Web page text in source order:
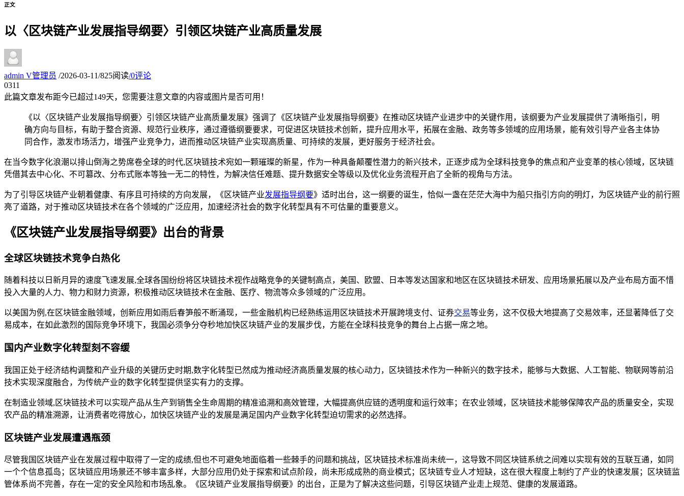
正文
以〈区块链产业发展指导纲要〉引领区块链产业高质量发展
admin V管理员 /2026-03-11/825阅读/0评论
0311
此篇文章发布距今已超过149天，您需要注意文章的内容或图片是否可用！
《以〈区块链产业发展指导纲要〉引领区块链产业高质量发展》强调了《区块链产业发展指导纲要》在推动区块链产业进步中的关键作用，该纲要为产业发展提供了清晰指引，明
确方向与目标，有助于整合资源、规范行业秩序，通过遵循纲要要求，可促进区块链技术创新，提升应用水平，拓展在金融、政务等多领域的应用场景，能有效引导产业各主体协
同合作，激发市场活力，增强产业竞争力，进而推动区块链产业实现高质量、可持续的发展，更好服务于经济社会。
在当今数字化浪潮以排山倒海之势席卷全球的时代,区块链技术宛如一颗璀璨的新星，作为一种具备颠覆性潜力的新兴技术，正逐步成为全球科技竞争的焦点和产业变革的核心领域，区块链
凭借其去中心化、不可篡改、分布式账本等独一无二的特性，为解决信任难题、提升数据安全等级以及优化业务流程开启了全新的视角与方法。
为了引导区块链产业朝着健康、有序且可持续的方向发展，《区块链产业发展指导纲要》适时出台，这一纲要的诞生，恰似一盏在茫茫大海中为船只指引方向的明灯，为区块链产业的前行照
亮了道路，对于推动区块链技术在各个领域的广泛应用，加速经济社会的数字化转型具有不可估量的重要意义。
《区块链产业发展指导纲要》出台的背景
全球区块链技术竞争白热化
随着科技以日新月异的速度飞速发展,全球各国纷纷将区块链技术视作战略竞争的关键制高点，美国、欧盟、日本等发达国家和地区在区块链技术研发、应用场景拓展以及产业布局方面不惜
投入大量的人力、物力和财力资源，积极推动区块链技术在金融、医疗、物流等众多领域的广泛应用。
以美国为例,在区块链金融领域，创新应用如雨后春笋般不断涌现，一些金融机构已经熟练运用区块链技术开展跨境支付、证券交易等业务，这不仅极大地提高了交易效率，还显著降低了交
易成本，在如此激烈的国际竞争环境下，我国必须争分夺秒地加快区块链产业的发展步伐，方能在全球科技竞争的舞台上占据一席之地。
国内产业数字化转型刻不容缓
我国正处于经济结构调整和产业升级的关键历史时期,数字化转型已然成为推动经济高质量发展的核心动力，区块链技术作为一种新兴的数字技术，能够与大数据、人工智能、物联网等前沿
技术实现深度融合，为传统产业的数字化转型提供坚实有力的支撑。
在制造业领域,区块链技术可以实现产品从生产到销售全生命周期的精准追溯和高效管理，大幅提高供应链的透明度和运行效率；在农业领域，区块链技术能够保障农产品的质量安全，实现
农产品的精准溯源，让消费者吃得放心，加快区块链产业的发展是满足国内产业数字化转型迫切需求的必然选择。
区块链产业发展遭遇瓶颈
尽管我国区块链产业在发展过程中取得了一定的成绩,但也不可避免地面临着一些棘手的问题和挑战，区块链技术标准尚未统一，这导致不同区块链系统之间难以实现有效的互联互通，如同
一个个信息孤岛；区块链应用场景还不够丰富多样，大部分应用仍处于探索和试点阶段，尚未形成成熟的商业模式；区块链专业人才短缺，这在很大程度上制约了产业的快速发展；区块链监
管体系尚不完善，存在一定的安全风险和市场乱象。《区块链产业发展指导纲要》的出台，正是为了解决这些问题，引导区块链产业走上规范、健康的发展道路。